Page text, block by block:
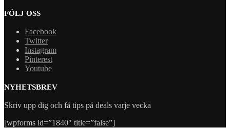
FÖLJ OSS
Facebook
Twitter
Instagram
Pinterest
Youtube
NYHETSBREV
Skriv upp dig och få tips på deals varje vecka
[wpforms id=”1840″ title=”false”]